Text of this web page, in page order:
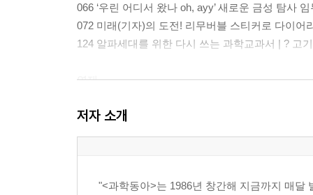
066 ‘우린 어디서 왔나 oh, ayy’ 새로운 금성 탐사
072 미래(기자)의 도전! 리무버블 스티커로 다이어
124 알파세대를 위한 다시 쓰는 과학교과서 | ? 고
연재
098 물리학자의 시네마 픽 | ? 저절로 입혀지는 아
118 보드게임×과학 | ? 팬데믹 레거시, 전염병의 확
132 과동키즈 | “인류의 지식에 기여하는 꿈은 물
저자 소개
"<과학동아>는 1986년 창간해 지금까지 매달